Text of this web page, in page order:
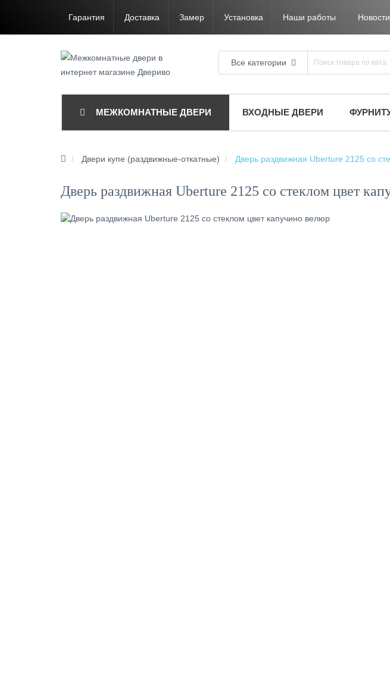
Гарантия Доставка Замер Установка Наши работы Новости
Все категории
МЕЖКОМНАТНЫЕ ДВЕРИ ВХОДНЫЕ ДВЕРИ
Двери купе (раздвижные-откатные) Дверь раздвижная Uberture 2125 со
Дверь раздвижная Uberture 2125 со стеклом цвет